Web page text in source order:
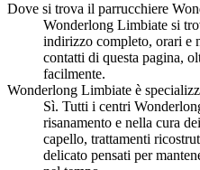
Dove si trova il parrucchiere
Wonderlong Limbiate si
indirizzo completo, orari e
contatti di questa pagina,
facilmente.
Wonderlong Limbiate è
Sì. Tutti i centri
risanamento e nella cura
capello, trattamenti
delicato pensati per